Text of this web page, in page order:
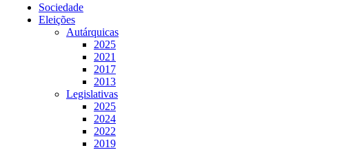
Sociedade
Eleições
Autárquicas
2025
2021
2017
2013
Legislativas
2025
2024
2022
2019